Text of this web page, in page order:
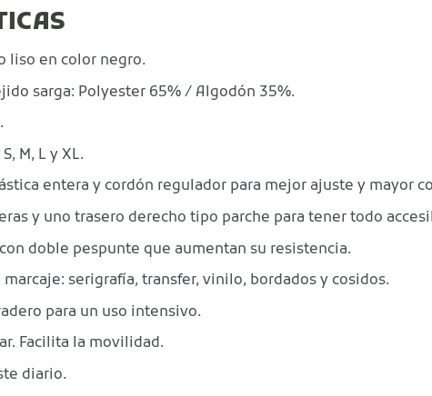
liso en color negro.
sarga: Polyester 65% / Algodón 35%.
M, L y XL.
entera y cordón regulador para mejor ajuste y mayor
y uno trasero derecho tipo parche para tener todo
doble pespunte que aumentan su resistencia.
serigrafía, transfer, vinilo, bordados y cosidos.
para un uso intensivo.
Facilita la movilidad.
diario.